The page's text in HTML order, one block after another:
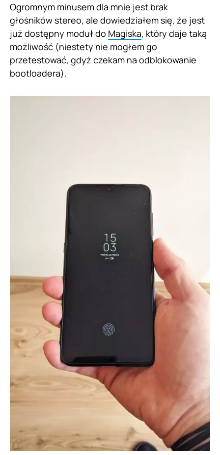
Ogromnym minusem dla mnie jest brak
głośników stereo, ale dowiedziałem się, że jest
już dostępny moduł do Magiska, który daje taką
możliwość (niestety nie mogłem go
przetestować, gdyż czekam na odblokowanie
bootloadera).